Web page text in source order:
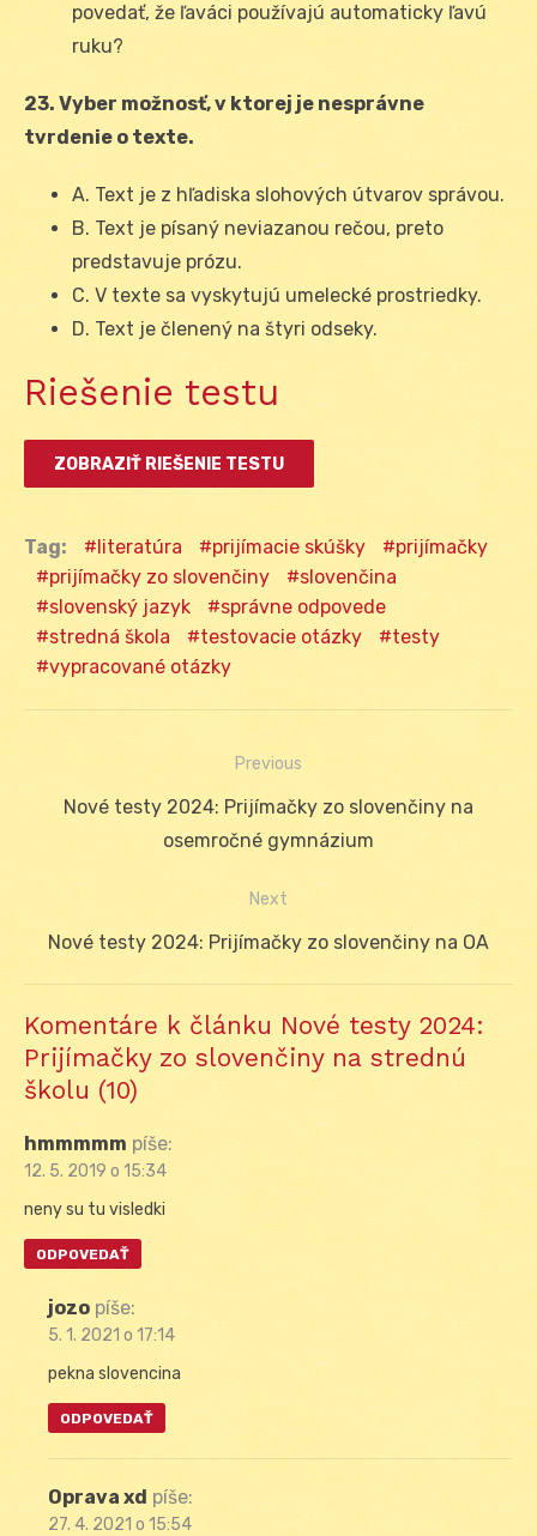
povedať, že ľaváci používajú automaticky ľavú
ruku?
23. Vyber možnosť, v ktorej je nesprávne
tvrdenie o texte.
A. Text je z hľadiska slohových útvarov správou.
B. Text je písaný neviazanou rečou, preto
predstavuje prózu.
C. V texte sa vyskytujú umelecké prostriedky.
D. Text je členený na štyri odseky.
Riešenie testu
Tag: literatúra prijímacie skúšky
prijímačky
prijímačky zo slovenčiny
slovenčina
slovenský jazyk
správne odpovede
stredná škola
testovacie otázky
testy
vypracované otázky
Navigácia
Previous
Previous
Nové testy 2024: Prijímačky zo slovenčiny na
osemročné gymnázium
Next
Next
Nové testy 2024: Prijímačky zo slovenčiny na OA
Komentáre k článku Nové testy 2024:
Prijímačky zo slovenčiny na strednú
školu (10)
hmmmmm píše:
12. 5. 2019 o 15:34
neny su tu visledki
ODPOVEDAŤ
jozo píše:
5. 1. 2021 o 17:14
pekna slovencina
ODPOVEDAŤ
Oprava xd píše:
27. 4. 2021 o 15:54